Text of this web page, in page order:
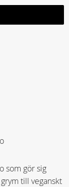
som gör sig
till veganskt